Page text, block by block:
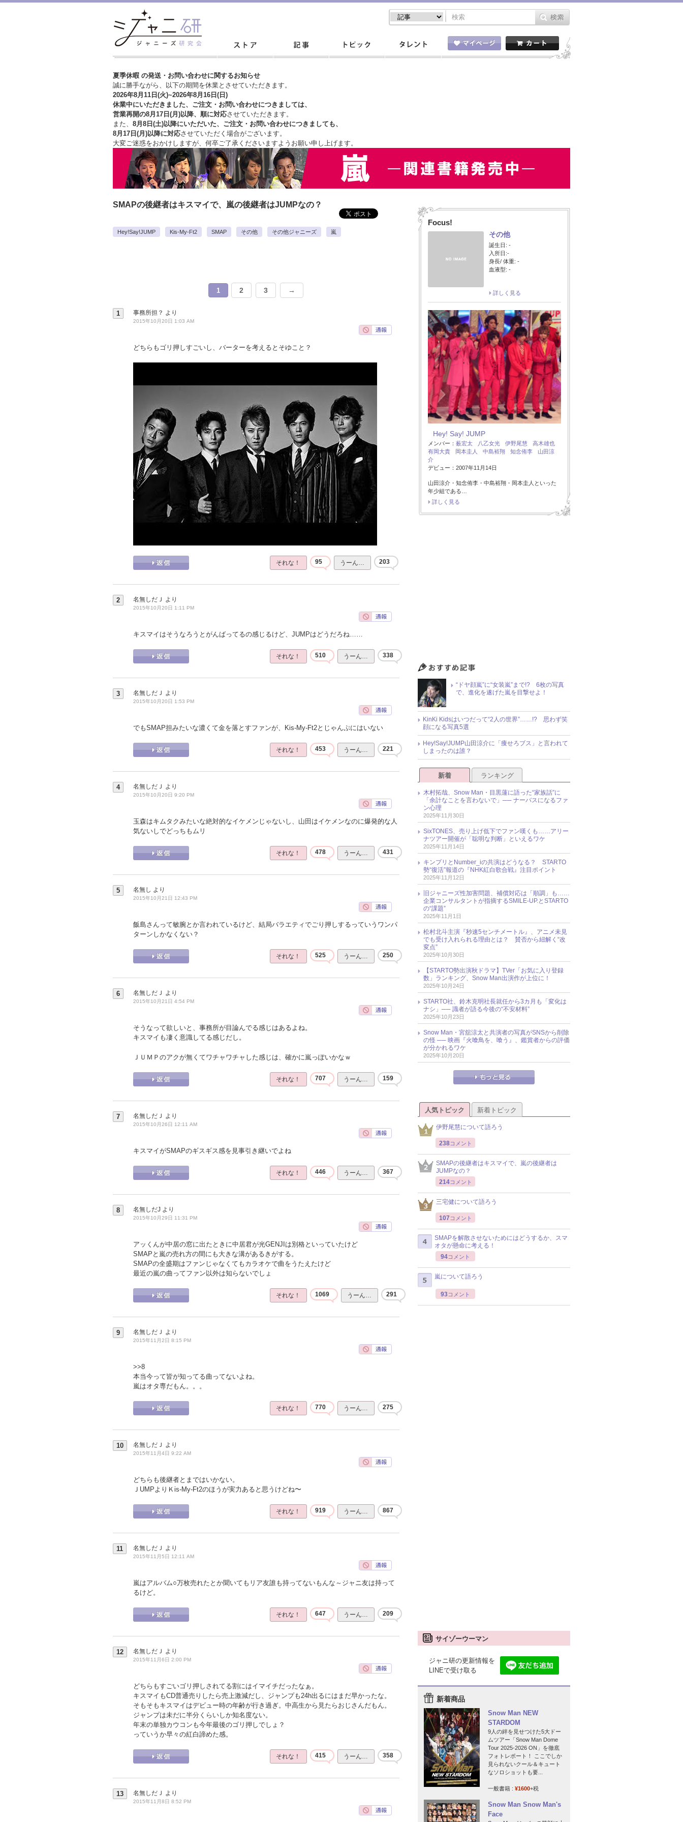
夏季休暇 の発送・お問い合わせに関するお知らせ
誠に勝手ながら、以下の期間を休業とさせていただきます。
2026年8月11日(火)~2026年8月16日(日)
休業中にいただきました、ご注文・お問い合わせにつきましては、
営業再開の8月17日(月)以降、順に対応させていただきます。
また、 8月8日(土)以降にいただいた、ご注文・ お問い合わせにつきましても、
8月17日(月)以降に対応させていただく場合がございます。
大変ご迷惑をおかけしますが、 何卒ご了承くださいますようお願い申し上げます。
SMAPの後継者はキスマイで、嵐の後継者はJUMPなの？
Hey!Say!JUMP Kis-My-Ft2 SMAP その他 その他ジャニーズ 嵐
1 2 3 →
1 事務所担？ より
2015年10月20日 1:03 AM
どちらもゴリ押しすごいし、バーターを考えるとそゆこと？
それな！ 95 うーん… 203
2 名無しだＪ より
2015年10月20日 1:11 PM
キスマイはそうなろうとがんばってるの感じるけど、JUMPはどうだろね……
それな！ 510 うーん… 338
3 名無しだＪ より
2015年10月20日 1:53 PM
でもSMAP担みたいな濃くて金を落とすファンが、Kis-My-Ft2とじゃんぷにはいない
それな！ 453 うーん… 221
4 名無しだＪ より
2015年10月20日 9:20 PM
玉森はキムタクみたいな絶対的なイケメンじゃないし、山田はイケメンなのに爆発的な人
気ないしでどっちもムリ
それな！ 478 うーん… 431
5 名無し より
2015年10月21日 12:43 PM
飯島さんって敏腕とか言われているけど、結局バラエティでごり押しするっていうワンパ
ターンしかなくない？
それな！ 525 うーん… 250
6 名無しだＪ より
2015年10月21日 4:54 PM
そうなって欲しいと、事務所が目論んでる感じはあるよね。
キスマイも凄く意識してる感じだし。
ＪＵＭＰのアクが無くてワチャワチャした感じは、確かに嵐っぽいかなｗ
それな！ 707 うーん… 159
7 名無しだＪ より
2015年10月26日 12:11 AM
キスマイがSMAPのギスギス感を見事引き継いでよね
それな！ 446 うーん… 367
8 名無しだJ より
2015年10月29日 11:31 PM
アッくんが中居の窓に出たときに中居君が光GENJIは別格といっていたけど
SMAPと嵐の売れ方の間にも大きな溝があるきがする。
SMAPの全盛期はファンじゃなくてもカラオケで曲をうたえたけど
最近の嵐の曲ってファン以外は知らないでしょ
それな！ 1069 うーん… 291
9 名無しだＪ より
2015年11月2日 8:15 PM
>>8
本当今って皆が知ってる曲ってないよね。
嵐はオタ専だもん。。。
それな！ 770 うーん… 275
10 名無しだＪ より
2015年11月4日 9:22 AM
どちらも後継者とまではいかない。
ＪUMPよりＫis-My-Ft2のほうが実力あると思うけどね〜
それな！ 919 うーん… 867
11 名無しだＪ より
2015年11月5日 12:11 AM
嵐はアルバム○万枚売れたとか聞いてもリア友誰も持ってないもんな～ジャニ友は持って
るけど。
それな！ 647 うーん… 209
12 名無しだＪ より
2015年11月6日 2:00 PM
どちらもすごいゴリ押しされてる割にはイマイチだったなぁ。
キスマイもCD普通売りしたら売上激減だし、ジャンプも24h出るにはまだ早かったな。
そもそもキスマイはデビュー時の年齢が行き過ぎ。中高生から見たらおじさんだもん。
ジャンプは未だに半分くらいしか知名度ない。
年末の単独カウコンも今年最後のゴリ押しでしょ？
っていうか早々の紅白諦めた感。
それな！ 415 うーん… 358
13 名無しだＪ より
2015年11月8日 8:52 PM
Focus!
その他
誕生日: -
入所日:-
身長/ 体重: -
血液型: -
詳しく見る
Hey! Say! JUMP
メンバー： 薮宏太 八乙女光 伊野尾慧
高木雄也
有岡大貴
岡本圭人 中島裕翔 知念侑李
山田涼
介
デビュー：2007年11月14日
山田涼介・知念侑李・中島裕翔・岡本圭人といった
年少組である…
詳しく見る
“ドヤ顔嵐”に“女装嵐”まで!? 6枚の写真
で、進化を遂げた嵐を目撃せよ！
KinKi Kidsはいつだって“2人の世界”……!? 思わず笑
顔になる写真5選
Hey!Say!JUMP山田涼介に「痩せろブス」と言われて
しまったのは誰？
新着 ランキング
木村拓哉、Snow Man・目黒蓮に語った“家族話”に
「余計なことを言わないで」── ナーバスになるファ
ン心理
2025年11月30日
SixTONES、売り上げ低下でファン嘆くも……アリー
ナツアー開催が「聡明な判断」といえるワケ
2025年11月14日
キンプリとNumber_iの共演はどうなる？ STARTO
勢“復活”報道の『NHK紅白歌合戦』注目ポイント
2025年11月12日
旧ジャニーズ性加害問題、補償対応は「順調」も……
企業コンサルタントが指摘するSMILE-UP.とSTARTO
の“課題”
2025年11月1日
松村北斗主演『秒速5センチメートル』、アニメ未見
でも受け入れられる理由とは？ 賛否から紐解く“改
変点”
2025年10月30日
【STARTO勢出演秋ドラマ】TVer「お気に入り登録
数」ランキング、Snow Man出演作が上位に！
2025年10月24日
STARTO社、鈴木克明社長就任から3カ月も「変化は
ナシ」── 識者が語る今後の“不安材料”
2025年10月23日
Snow Man・宮舘涼太と共演者の写真がSNSから削除
の怪 ── 映画『火喰鳥を、喰う』、鑑賞者からの評価
が分かれるワケ
2025年10月20日
人気トピック 新着トピック
伊野尾慧について語ろう
238コメント
SMAPの後継者はキスマイで、嵐の後継者は
JUMPなの？
214コメント
三宅健について語ろう
107 コメント
SMAPを解散させないためにはどうするか、スマ
オタが懸命に考える！
94コメント
嵐について語ろう
93コメント
サイゾーウーマン
ジャニ研の更新情報を
LINEで受け取る
新着商品
Snow Man NEW
STARDOM
9人の絆を見せつけた5大ドー
ムツアー「Snow Man Dome
Tour 2025-2026 ON」を徹底
フォトレポート！ ここでしか
見られないクール＆キュート
なソロショットも要...
一般書籍 : ¥1600+税
Snow Man Snow Man's
Face